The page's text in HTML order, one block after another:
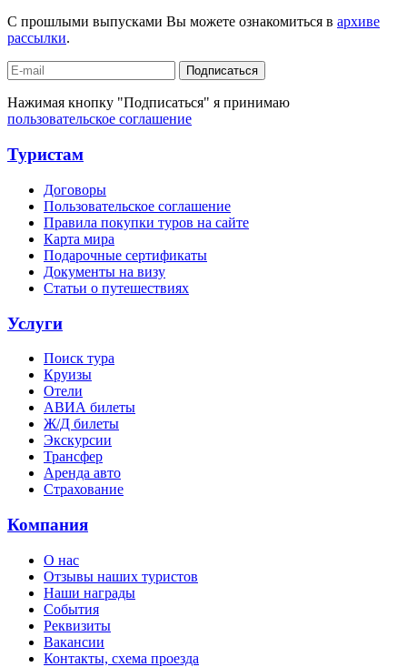
С прошлыми выпусками Вы можете ознакомиться в архиве
рассылки.
Подписаться
Нажимая кнопку "Подписаться" я принимаю
пользовательское соглашение
Туристам
Договоры
Пользовательское соглашение
Правила покупки туров на сайте
Карта мира
Подарочные сертификаты
Документы на визу
Статьи о путешествиях
Услуги
Поиск тура
Круизы
Отели
АВИА билеты
Ж/Д билеты
Экскурсии
Трансфер
Аренда авто
Страхование
Компания
О нас
Отзывы наших туристов
Наши награды
События
Реквизиты
Вакансии
Контакты, схема проезда